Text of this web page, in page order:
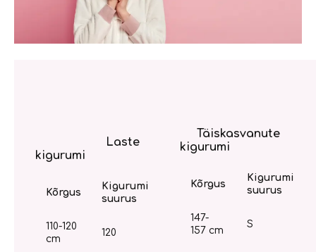
Laste
kigurumi
Kõrgus
Kigurumi
suurus
110-120
cm
120
Täiskasvanute
kigurumi
Kõrgus
Kigurumi
suurus
147-
157 cm
S